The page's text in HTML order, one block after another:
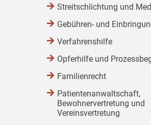
Streitschlichtung und
Gebühren- und
Verfahrenshilfe
Opferhilfe und
Familienrecht
Patientenanwaltschaft,
Bewohnervertretung und
Vereinsvertretung